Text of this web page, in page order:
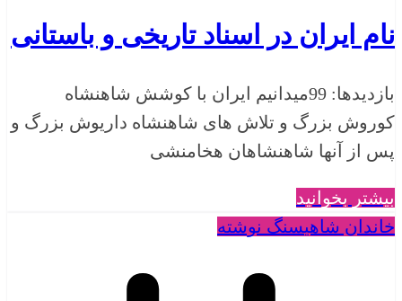
نام ایران در اسناد تاریخی و باستانی
بازدیدها: 99میدانیم ایران با کوشش شاهنشاه
کوروش بزرگ و تلاش های شاهنشاه داریوش بزرگ و
پس از آنها شاهنشاهان هخامنشی
بیشتر بخوانید
خاندان شاهیسنگ نوشته